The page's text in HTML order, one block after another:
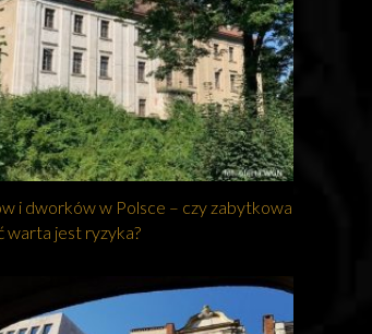
i dworków w Polsce – czy zabytkowa
warta jest ryzyka?